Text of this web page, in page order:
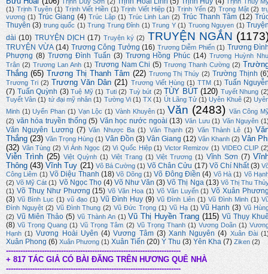
Trịnh Duy Sơn (2)
Trịnh Thuỳ
(1) Trịnh Tuyên (1) Trịnh Viết Hiền (1) Trịnh Viết Hiệp (1) Trịnh Yến (2) Trọng Mật (2)
vương (1) Trúc Giang (4) Trúc Lập (1) Trúc Linh Lan (2) Trúc Thanh Tâm (12)
Thuyên (3) trung quốc (1) Trung Trung Đỉnh (1) Trung Y (1) Truong Nguyen (1)
dài (10) TRUYỆN DỊCH (17) Truyện ký (2) TRUYỆN NGẮN
TRUYỆN VỪA (14) Trương Công Tưởng (16) Trương Diễm Phiến (1) Trương
Phượng (8) Trương Đình Tuấn (3) Trương Hồng Phúc (14) Trương Huỳnh
Trân (2) Trương Lan Anh (1) Trương Nam Chi (5) Trương Thanh Cường (2)
Thắng (65) Trương Thị Thanh Tâm (22) Trương Thị Thúy (2) Trường Thịnh
Trương Tri (2) Trương Văn Dân (21) Trương Viết Hùng (1) TTM (1) Tuấn
(7) Tuấn Quỳnh (3) Tuệ Mỹ (1) Tuti (2) Tuỳ bút (2) TÙY BÚT (120) Tuyết Nhung
Tuyết Vân (1) tứ đại mỹ nhân (1) Tường Vi (1) TX (1) Út Lãng Tử (1) Uyên Khuê (2)
Minh (1) Uyển Phan (1) Vạn Lộc (1) Vành Khuyên (1) Văn (2483) Văn Công
(2) văn hóa truyền thống (5) Văn học nước ngoài (13) Văn Lưu (1) Văn Nguyên
Văn Nguyên Lương (7) Văn Nhược Ba (1) Văn Thạnh (2) Văn Thành Lê (1)
Thắng (23) Văn Trọng Hùng (1) Vân Đồn (3) Vân Giang (12) Vân Khanh (2) Vân
(32) Vân Tùng (2) Vi Ánh Ngọc (2) Vi Quốc Hiệp (1) Victor Remizov (1) VIDEO CLIP
Viễn Trình (25) Việt Quỳnh (1) Việt Trang (1) Việt Trương (1) Vĩnh Sơn (7)
Thông (43) Vĩnh Tuy (21) Võ Bá Cường (1) Võ Chân Cửu (17) Võ Chí Nhất (3)
Công Liêm (1) Võ Diệu Thanh (18) Võ Dõng (1) Võ Đông Điền (4) Võ Hà (1) Võ
(2) Võ Mỹ Cát (1) Võ Ngọc Thọ (4) Võ Như Văn (3) Võ Thị Nga (13) Võ Thị Thu
(1) Võ Thuỵ Như Phương (15) Võ Văn Hoa (1) Võ Văn Luyến (1) Võ Xuân
(3) Vũ Bình Lục (1) vũ đạo (1) Vũ Đình Huy (9) Vũ Đình Liên (1) Vũ Đình Minh (1)
Đình Nguyệt (2) Vũ Đình Thung (2) Vũ Đức Trọng (1) Vũ Hạ (1) Vũ Hạnh (3) Vũ
(2) Vũ Miên Thảo (5) Vũ Thành An (1) Vũ Thị Huyền Trang (115) Vũ Thụy
(8) Vũ Trọng Quang (1) Vũ Trọng Tâm (2) Vũ Trọng Thanh (1) Vương Doãn (1)
Hạnh (1) Vương Hoài Uyên (4) Vương Tâm (3) Xanh Nguyên (4) Xuân Đài
Xuân Phong (6) Xuân Phương (1) Xuân Tiến (20) Ý Thu (3) Yên Kha (7) Ziken (2)
-------------------------------------------------------------------------
+ 817 TÁC GIẢ CÓ BÀI ĐĂNG TRÊN HƯƠNG QUÊ NHÀ
-------------------------------------------------------------------------